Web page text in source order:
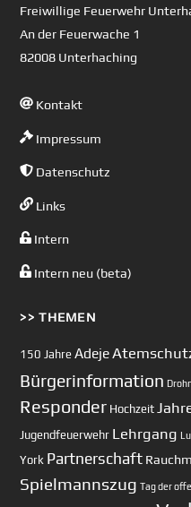
Freiwillige Feuerwehr
An der Feuerwache 1
82008 Unterhaching
Kontakt
Impressum
Datenschutz
Links
Intern
Intern neu (beta)
>> THEMEN
150 Jahre Adeje
Bürgerinformation
Responder Hochzeit
Jugendfeuerwehr Lehrgang
York Partnerschaft
Spielmannszug Tag der